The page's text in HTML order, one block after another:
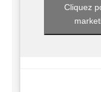
Cliquez